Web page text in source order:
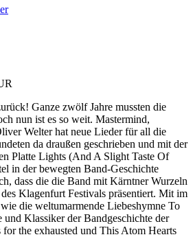
Ganze zwölf Jahre mussten die
nun ist es so weit. Mastermind,
Welter hat neue Lieder für all die
da draußen geschrieben und mit der
Platte Lights (And A Slight Taste Of
in der bewegten Band-Geschichte
dass die die Band mit Kärntner Wurzeln
Klagenfurt Festivals präsentiert. Mit im
die weltumarmende Liebeshymne To
Klassiker der Bandgeschichte der
the exhausted und This Atom Hearts